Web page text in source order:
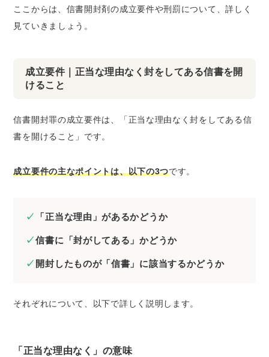
ここからは、信書開封剤の成立要件や刑罰について、詳しく
見ていきましょう。
成立要件｜正当な理由なく封をしてある信書を開
けること
信書開封罪の成立要件は、「正当な理由なく封をしてある信
書を開けること」です。
成立要件の主なポイントは、以下の3つです。
「正当な理由」があるかどうか
信書に「封がしてある」かどうか
開封したものが「信書」に該当するかどうか
それぞれについて、以下で詳しく説明します。
「正当な理由なく」の意味